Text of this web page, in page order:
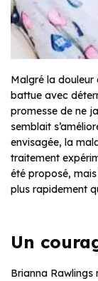
Malgré la douleur
battue avec
promesse de ne
semblait
envisagée, la
traitement
été proposé,
plus rapidement
Un
Brianna Rawlings